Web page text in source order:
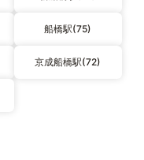
船橋駅(75)
京成船橋駅(72)